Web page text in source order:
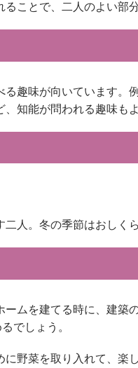
ことで、二人のよい部
趣味が向いています
知能が問われる趣味も
二人。冬の季節はおし
ムを建てる時に、建築
でしょう。
野菜を取り入れて、楽